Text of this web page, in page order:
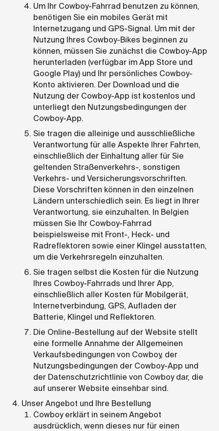
Um Ihr Cowboy-Fahrrad benutzen zu können,
benötigen Sie ein mobiles Gerät mit
Internetzugang und GPS-Signal. Um mit der
Nutzung Ihres Cowboy-Bikes beginnen zu
können, müssen Sie zunächst die Cowboy-App
herunterladen (verfügbar im App Store und
Google Play) und Ihr persönliches Cowboy-
Konto aktivieren. Der Download und die
Nutzung der Cowboy-App ist kostenlos und
unterliegt den Nutzungsbedingungen der
Cowboy-App.
Sie tragen die alleinige und ausschließliche
Verantwortung für alle Aspekte Ihrer Fahrten,
einschließlich der Einhaltung aller für Sie
geltenden Straßenverkehrs-, sonstigen
Verkehrs- und Versicherungsvorschriften.
Diese Vorschriften können in den einzelnen
Ländern unterschiedlich sein. Es liegt in Ihrer
Verantwortung, sie einzuhalten. In Belgien
müssen Sie Ihr Cowboy-Fahrrad
beispielsweise mit Front-, Heck- und
Radreflektoren sowie einer Klingel ausstatten,
um die Verkehrsregeln einzuhalten.
Sie tragen selbst die Kosten für die Nutzung
Ihres Cowboy-Fahrrads und Ihrer App,
einschließlich aller Kosten für Mobilgerät,
Internetverbindung, GPS, Aufladen der
Batterie, Klingel und Reflektoren.
Die Online-Bestellung auf der Website stellt
eine formelle Annahme der Allgemeinen
Verkaufsbedingungen von Cowboy, der
Nutzungsbedingungen der Cowboy-App und
der Datenschutzrichtlinie von Cowboy dar, die
auf unserer Website einsehbar sind.
Unser Angebot und Ihre Bestellung
Cowboy erklärt in seinem Angebot
ausdrücklich, wenn dieses nur für einen